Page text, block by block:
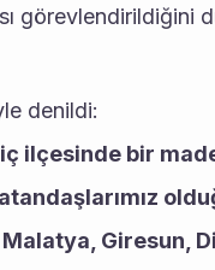
görevlendirildiğini
denildi:
ilçesinde bir
Giresun,